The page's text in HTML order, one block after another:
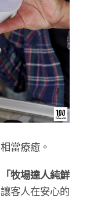
當療癒。
「牧場達人純鮮
讓客人在安心的